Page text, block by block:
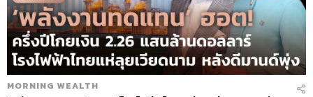
MORNING WEALTH